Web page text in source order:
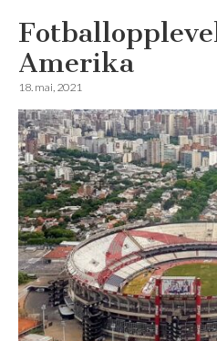
Amerika
18. mai, 2021